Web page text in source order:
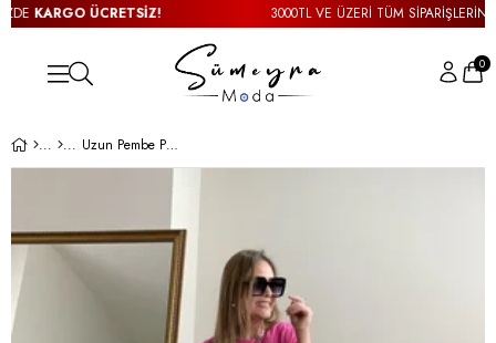
KARGO ÜCRETSİZ! 3000TL VE ÜZERİ TÜM
0
Uzun Pembe Poplin Elbise